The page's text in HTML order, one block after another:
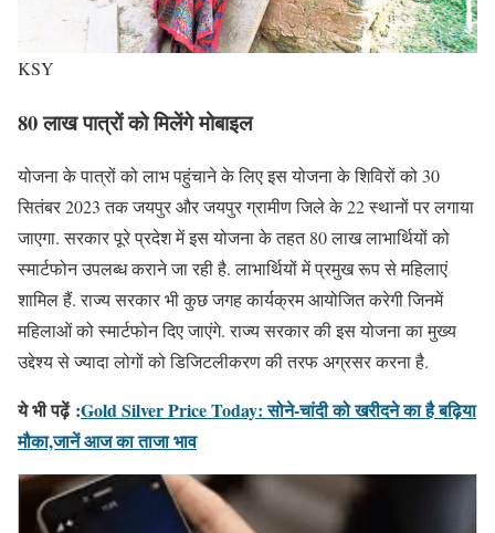
KSY
80 लाख पात्रों को मिलेंगे मोबाइल
योजना के पात्रों को लाभ पहुंचाने के लिए इस योजना के शिविरों को 30
सितंबर 2023 तक जयपुर और जयपुर ग्रामीण जिले के 22 स्थानों पर लगाया
जाएगा. सरकार पूरे प्रदेश में इस योजना के तहत 80 लाख लाभार्थियों को
स्मार्टफोन उपलब्ध कराने जा रही है. लाभार्थियों में प्रमुख रूप से महिलाएं
शामिल हैं. राज्य सरकार भी कुछ जगह कार्यक्रम आयोजित करेगी जिनमें
महिलाओं को स्मार्टफोन दिए जाएंगे. राज्य सरकार की इस योजना का मुख्य
उद्देश्य से ज्यादा लोगों को डिजिटलीकरण की तरफ अग्रसर करना है.
ये भी पढ़ें :Gold Silver Price Today: सोने-चांदी को खरीदने का है बढ़िया
मौका,जानें आज का ताजा भाव